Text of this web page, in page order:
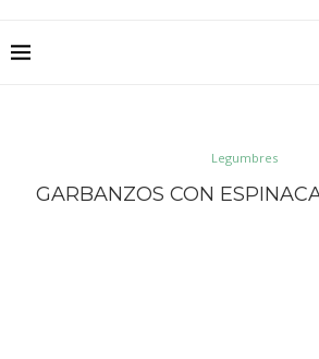
Legumbres
GARBANZOS CON